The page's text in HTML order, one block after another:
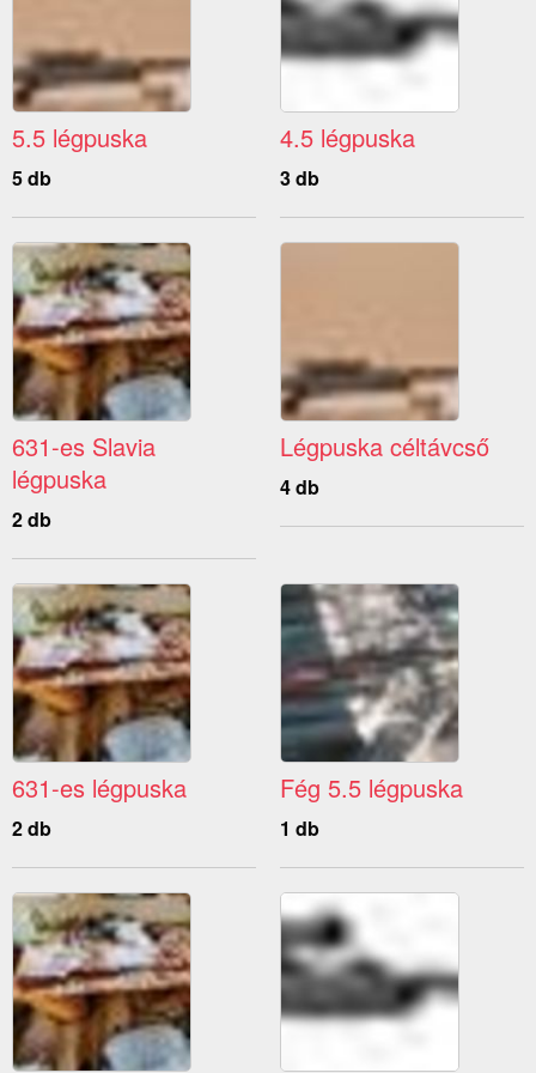
5.5 légpuska
5 db
4.5 légpuska
3 db
631-es Slavia
légpuska
2 db
Légpuska céltávcső
4 db
631-es légpuska
2 db
Fég 5.5 légpuska
1 db